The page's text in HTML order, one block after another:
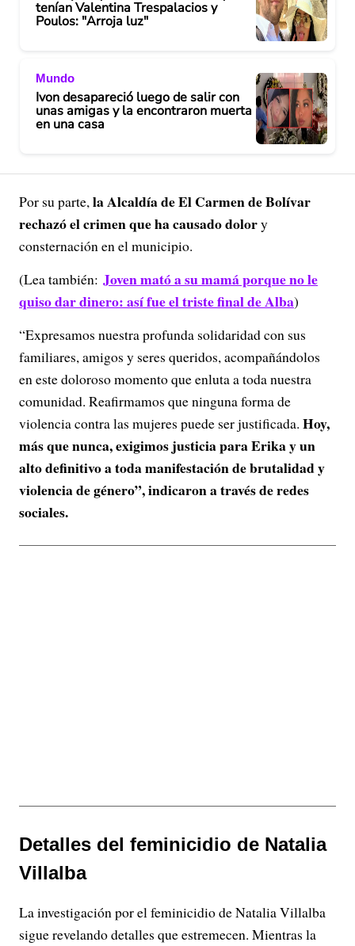
tenían Valentina Trespalacios y
Poulos: "Arroja luz"
Mundo
Ivon desapareció luego de salir con
unas amigas y la encontraron muerta
en una casa
Por su parte,la Alcaldía de El Carmen de Bolívar
rechazó el crimen que ha causado dolory
consternación en el municipio.
(Lea también: Joven mató a su mamá porque no le
quiso dar dinero: así fue el triste final de Alba)
“Expresamos nuestra profunda solidaridad con sus
familiares, amigos y seres queridos, acompañándolos
en este doloroso momento que enluta a toda nuestra
comunidad. Reafirmamos que ninguna forma de
violencia contra las mujeres puede ser justificada. Hoy,
más que nunca, exigimos justicia para Erika y un
alto definitivo a toda manifestación de brutalidad y
violencia de género”, indicaron a través de redes
sociales.
Detalles del feminicidio de Natalia
Villalba
La investigación por el feminicidio de Natalia Villalba
sigue revelando detalles que estremecen. Mientras la